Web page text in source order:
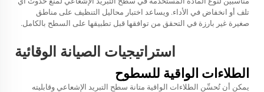
تلف أو انخفاض في الأداء. ويساعد اختبار محاليل التنظيف على مناطق
صغيرة غير بارزة في التحقق من توافقها قبل تطبيقها على السطح بالكامل.
استراتيجيات الصيانة الوقائية
الطلاءات الواقية للسطوح
يمكن أن تُحسِّن الطلاءات الواقية متانة سطح التبريد الإشعاعي وقابليته